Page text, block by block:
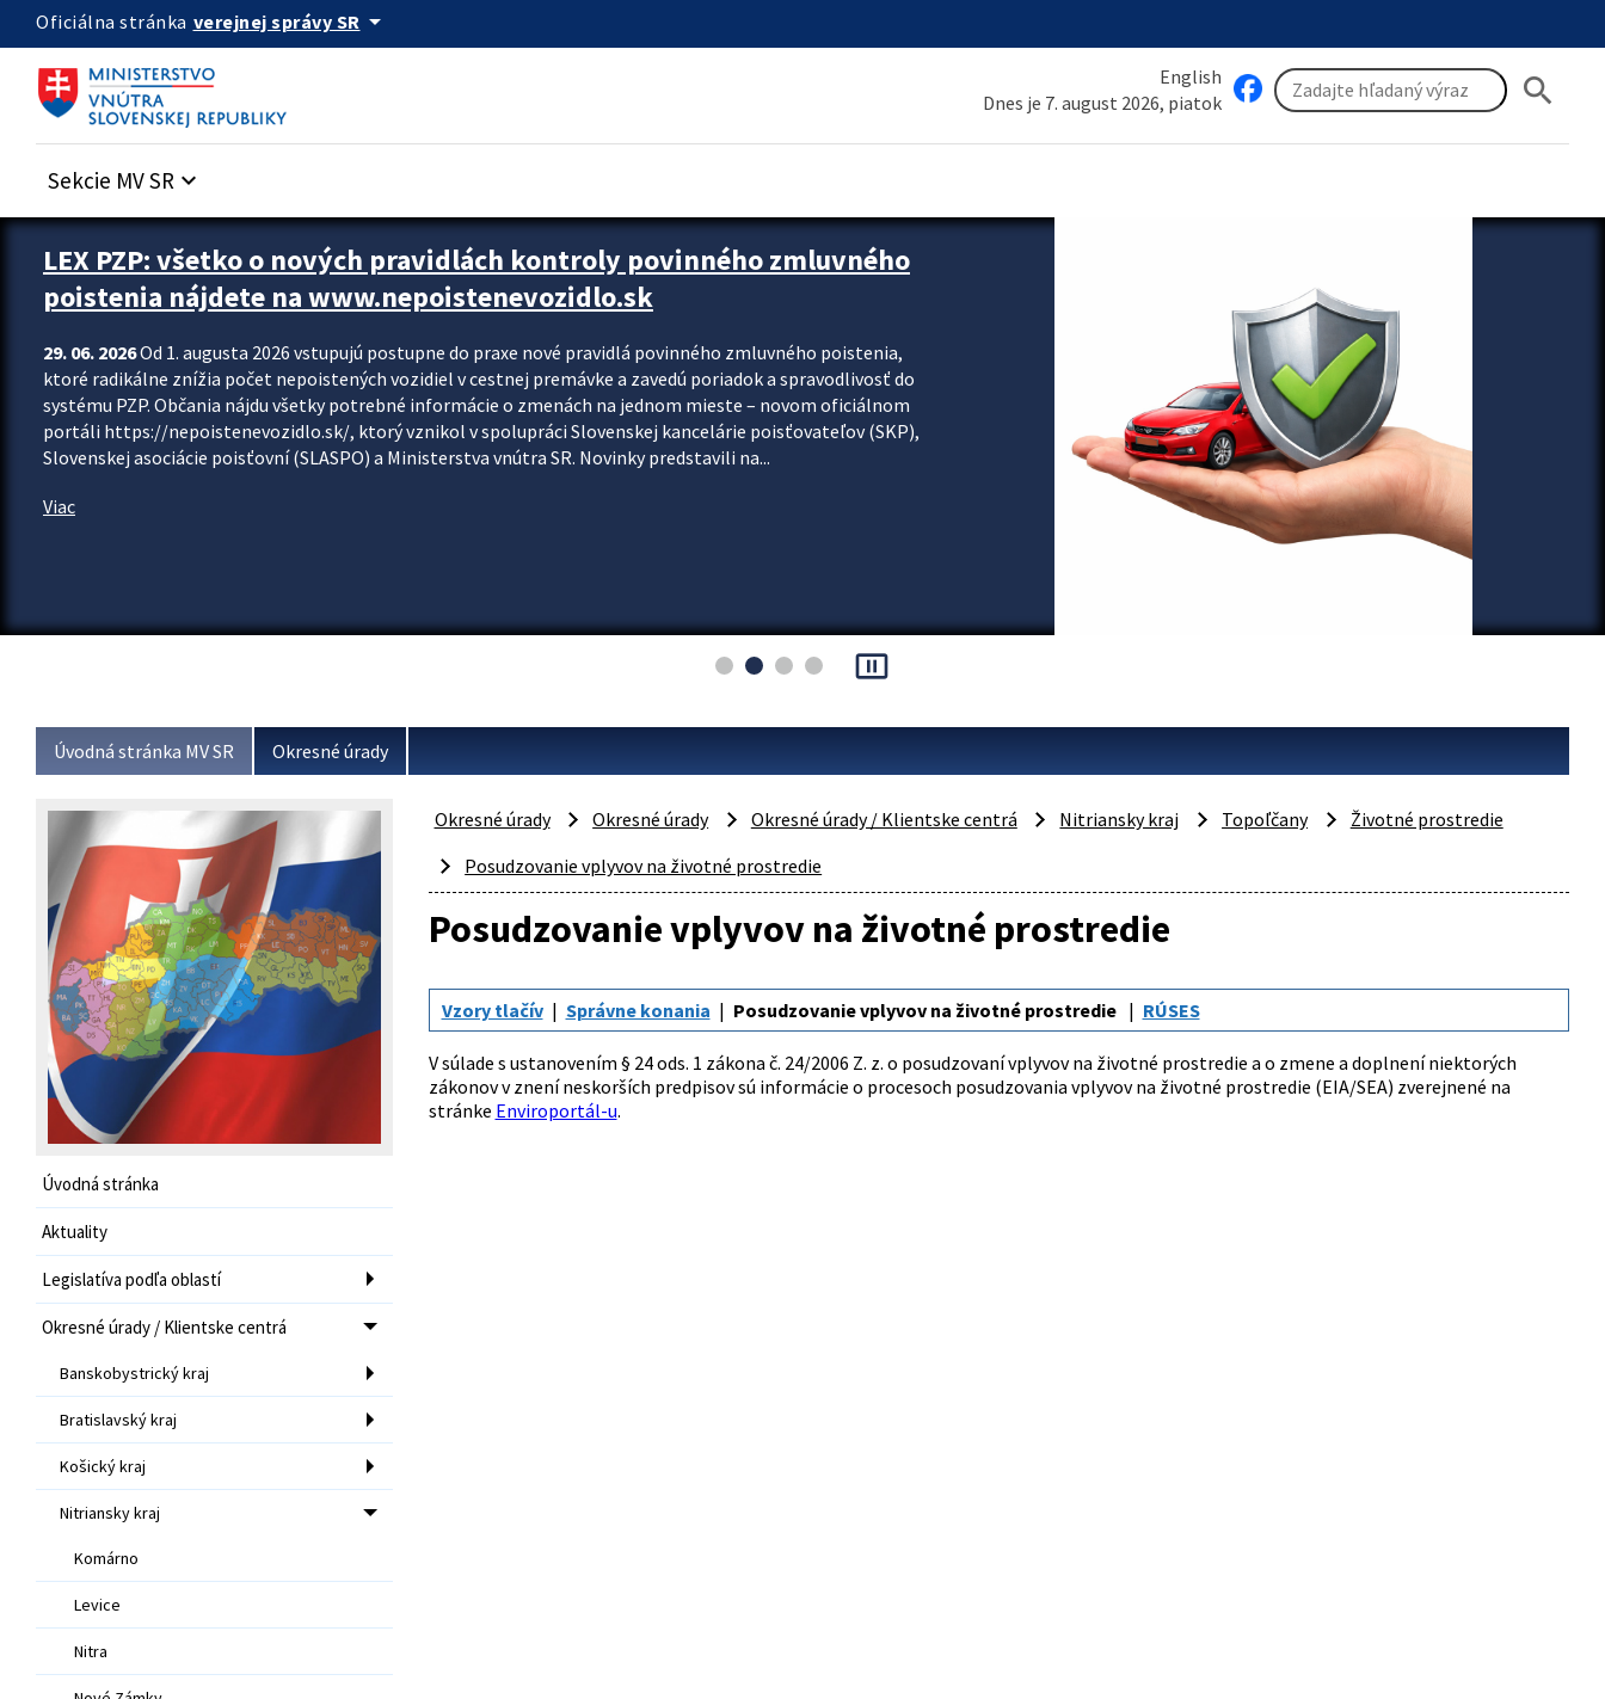
Preskocit na hlavný obsah
Oficiálna stránka verejnej správy SR arrow_drop_down
English
Dnes je 7. august 2026, piatok
search
Sekcie MV SR keyboard_arrow_down
Zastavit automatický posun upútavok
LEX PZP: všetko o nových pravidlách kontroly povinného zmluvného
poistenia nájdete na www.nepoistenevozidlo.sk
29. 06. 2026Od 1. augusta 2026 vstupujú postupne do praxe nové pravidlá povinného zmluvného poistenia,
ktoré radikálne znížia počet nepoistených vozidiel v cestnej premávke a zavedú poriadok a spravodlivosť do
systému PZP. Občania nájdu všetky potrebné informácie o zmenách na jednom mieste – novom oficiálnom
portáli https://nepoistenevozidlo.sk/, ktorý vznikol v spolupráci Slovenskej kancelárie poisťovateľov (SKP),
Slovenskej asociácie poisťovní (SLASPO) a Ministerstva vnútra SR. Novinky predstavili na...
Viac
pause_presentation
Úvodná stránka MV SR Okresné úrady
Úvodná stránka
Aktuality
Legislatíva podľa oblastí
Okresné úrady / Klientske centrá
Banskobystrický kraj
Bratislavský kraj
Košický kraj
Nitriansky kraj
Komárno
Levice
Nitra
Okresné úrady Okresné úrady Okresné úrady / Klientske centrá Nitriansky kraj Topoľčany
Životné prostredie
Posudzovanie vplyvov na životné prostredie
Posudzovanie vplyvov na životné prostredie
Vzory tlačív Správne konania Posudzovanie vplyvov na životné prostredie RÚSES
V súlade s ustanovením § 24 ods. 1 zákona č. 24/2006 Z. z. o posudzovaní vplyvov na životné prostredie a o zmene a doplnení niektorých
zákonov v znení neskorších predpisov sú informácie o procesoch posudzovania vplyvov na životné prostredie (EIA/SEA) zverejnené na
stránke Enviroportál-u.